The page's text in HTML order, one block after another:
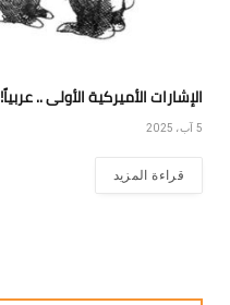
الإشارات الأميركية الأولى .. عربياً!
5 آب، 2025
قراءة المزيد